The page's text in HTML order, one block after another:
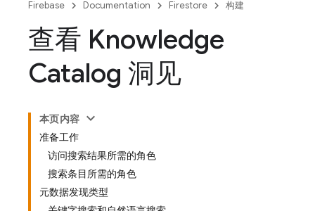
Firebase Documentation Firestore 构建
查看 Knowledge
Catalog 洞见
本页内容
准备工作
访问搜索结果所需的角色
搜索条目所需的角色
元数据发现类型